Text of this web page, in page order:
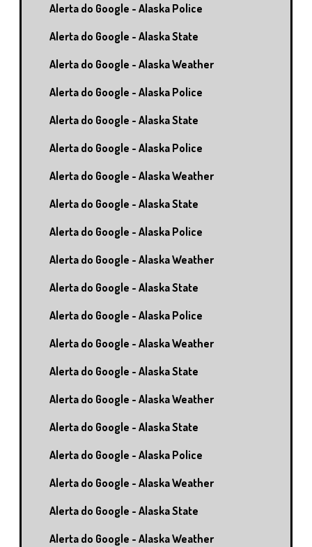
Alerta do Google - Alaska Police
Alerta do Google - Alaska State
Alerta do Google - Alaska Weather
Alerta do Google - Alaska Police
Alerta do Google - Alaska State
Alerta do Google - Alaska Police
Alerta do Google - Alaska Weather
Alerta do Google - Alaska State
Alerta do Google - Alaska Police
Alerta do Google - Alaska Weather
Alerta do Google - Alaska State
Alerta do Google - Alaska Police
Alerta do Google - Alaska Weather
Alerta do Google - Alaska State
Alerta do Google - Alaska Weather
Alerta do Google - Alaska State
Alerta do Google - Alaska Police
Alerta do Google - Alaska Weather
Alerta do Google - Alaska State
Alerta do Google - Alaska Weather